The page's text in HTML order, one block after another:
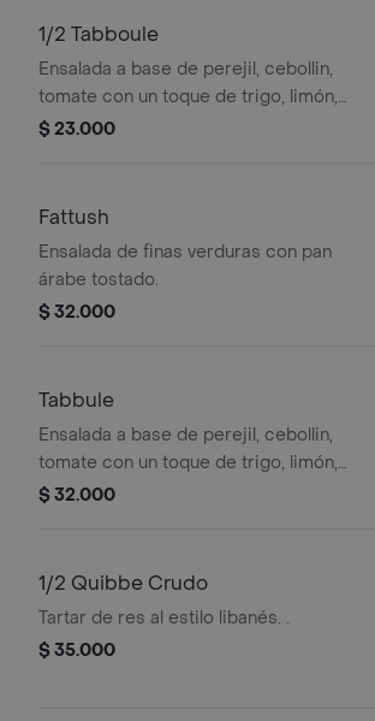
1/2 Tabboule
Ensalada a base de perejil, cebollin,
tomate con un toque de trigo, limón,
aceite de oliva, sal, porción a
$ 23.000
Fattush
Ensalada de finas verduras con pan
árabe tostado.
$ 32.000
Tabbule
Ensalada a base de perejil, cebollin,
tomate con un toque de trigo, limón,
aceite de oliva, sal, porción a
$ 32.000
1/2 Quibbe Crudo
Tartar de res al estilo libanés. .
$ 35.000